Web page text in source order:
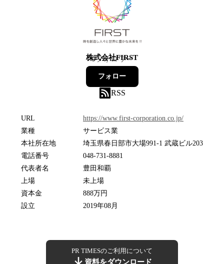
株式会社FIRST
0フォロワー
フォロー
RSS
URL
https://www.first-corporation.co.jp/
業種
サービス業
本社所在地
埼玉県春日部市大場991-1 武蔵ビル203
電話番号
048-731-8881
代表者名
豊田和覇
上場
未上場
資本金
888万円
設立
2019年08月
PR TIMESのご利用について
資料をダウンロード